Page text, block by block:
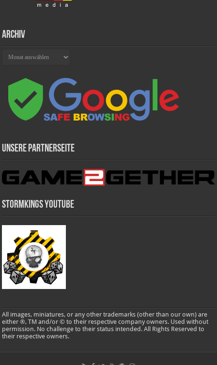
Archiv
Unsere Partnerseite
Stormkings Youtube
All images, miniatures, or any other trademarks (other than our own) are
either ®, TM and/or © to their respective company owners. Used without
permission. No challenge to their status intended. All Rights Reserved to
their respective owners.